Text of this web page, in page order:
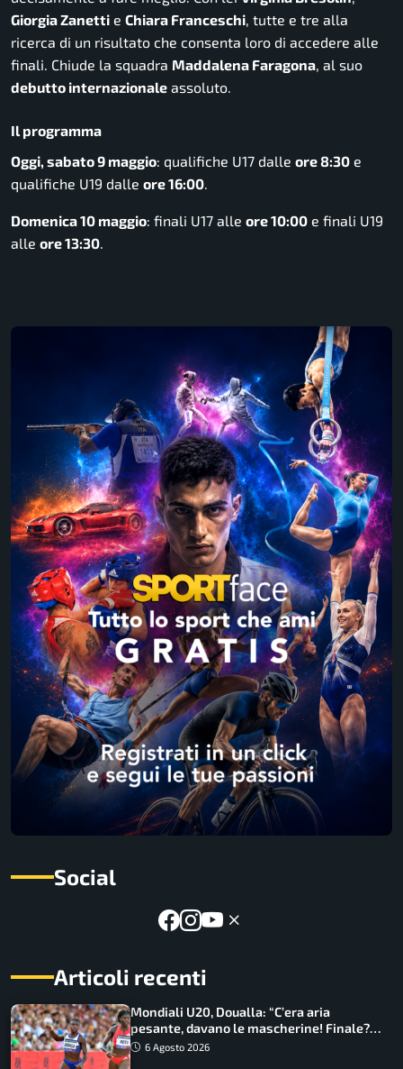
Giorgia Zanetti e Chiara Franceschi, tutte e tre alla
ricerca di un risultato che consenta loro di accedere alle
finali. Chiude la squadra Maddalena Faragona, al suo
debutto internazionale assoluto.
Il programma
Oggi, sabato 9 maggio: qualifiche U17 dalle ore 8:30 e
qualifiche U19 dalle ore 16:00.
Domenica 10 maggio: finali U17 alle ore 10:00 e finali U19
alle ore 13:30.
Social
Articoli recenti
Mondiali U20, Doualla: “C’era aria
pesante, davano le mascherine! Finale?
Non ho nulla da perdere”
6 Agosto 2026